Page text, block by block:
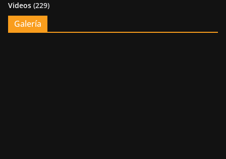
Videos (229)
Galería